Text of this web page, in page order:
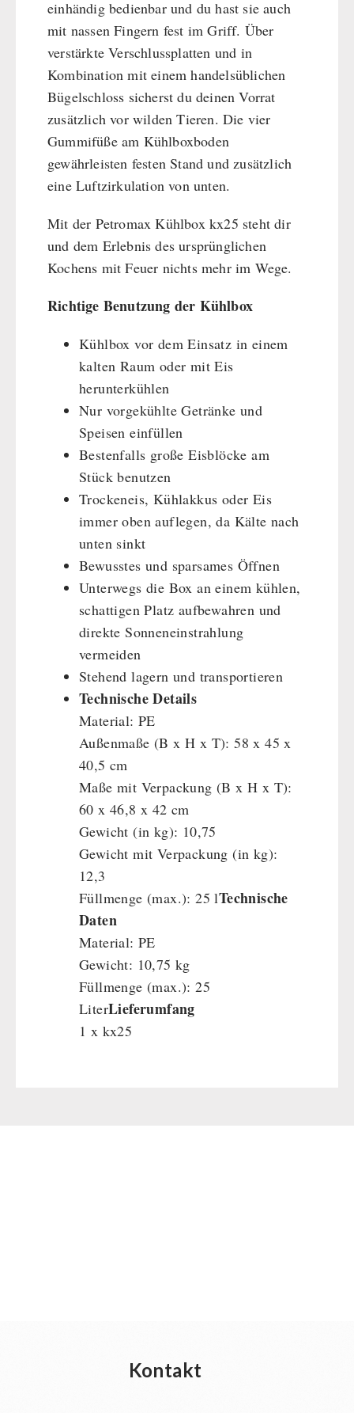
einhändig bedienbar und du hast sie auch
mit nassen Fingern fest im Griff. Über
verstärkte Verschlussplatten und in
Kombination mit einem handelsüblichen
Bügelschloss sicherst du deinen Vorrat
zusätzlich vor wilden Tieren. Die vier
Gummifüße am Kühlboxboden
gewährleisten festen Stand und zusätzlich
eine Luftzirkulation von unten.
Mit der Petromax Kühlbox kx25 steht dir
und dem Erlebnis des ursprünglichen
Kochens mit Feuer nichts mehr im Wege.
Richtige Benutzung der Kühlbox
Kühlbox vor dem Einsatz in einem
kalten Raum oder mit Eis
herunterkühlen
Nur vorgekühlte Getränke und
Speisen einfüllen
Bestenfalls große Eisblöcke am
Stück benutzen
Trockeneis, Kühlakkus oder Eis
immer oben auflegen, da Kälte nach
unten sinkt
Bewusstes und sparsames Öffnen
Unterwegs die Box an einem kühlen,
schattigen Platz aufbewahren und
direkte Sonneneinstrahlung
vermeiden
Stehend lagern und transportieren
Technische Details
Material: PE
Außenmaße (B x H x T): 58 x 45 x
40,5 cm
Maße mit Verpackung (B x H x T):
60 x 46,8 x 42 cm
Gewicht (in kg): 10,75
Gewicht mit Verpackung (in kg):
12,3
Füllmenge (max.): 25 lTechnische
Daten
Material: PE
Gewicht: 10,75 kg
Füllmenge (max.): 25
LiterLieferumfang
1 x kx25
Kontakt